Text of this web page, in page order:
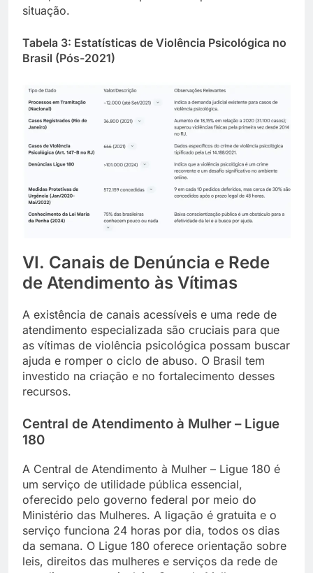
situação.
Tabela 3: Estatísticas de Violência Psicológica no
Brasil (Pós-2021)
VI. Canais de Denúncia e Rede
de Atendimento às Vítimas
A existência de canais acessíveis e uma rede de
atendimento especializada são cruciais para que
as vítimas de violência psicológica possam buscar
ajuda e romper o ciclo de abuso. O Brasil tem
investido na criação e no fortalecimento desses
recursos.
Central de Atendimento à Mulher – Ligue
180
A Central de Atendimento à Mulher – Ligue 180 é
um serviço de utilidade pública essencial,
oferecido pelo governo federal por meio do
Ministério das Mulheres. A ligação é gratuita e o
serviço funciona 24 horas por dia, todos os dias
da semana. O Ligue 180 oferece orientação sobre
leis, direitos das mulheres e serviços da rede de